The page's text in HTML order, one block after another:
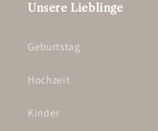
Unsere Lieblinge
Geburtstag
Hochzeit
Kinder